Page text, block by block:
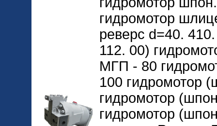
гидромотор
реверс d=40.
112. 00)
МГП - 80
100 гидромотор
гидромотор
гидромотор